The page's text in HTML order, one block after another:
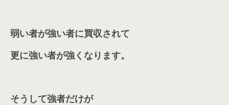
弱い者が強い者に買収されて
更に強い者が強くなります。
そうして強者だけが